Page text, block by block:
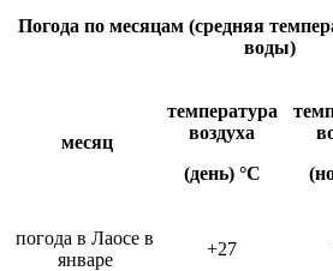
Погода по месяцам (средняя
воды)
месяц
температура
воздуха
(день) °C
погода в Лаосе в
январе
+27